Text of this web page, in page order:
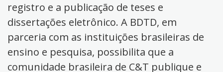
registro e a publicação de teses e
dissertações eletrônico. A BDTD, em
parceria com as instituições brasileiras de
ensino e pesquisa, possibilita que a
comunidade brasileira de C&T publique e